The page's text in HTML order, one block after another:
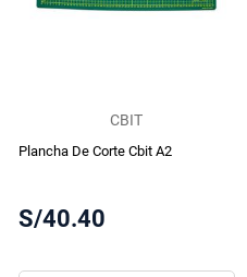
CBIT
Plancha De Corte Cbit A2
S/40.40